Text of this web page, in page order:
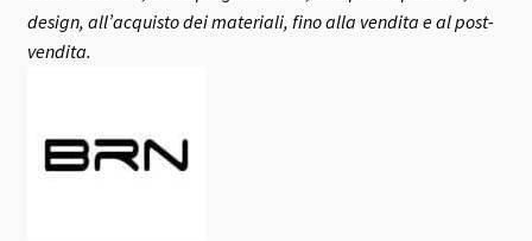
design, all’acquisto dei materiali, fino alla vendita e al post-
vendita.